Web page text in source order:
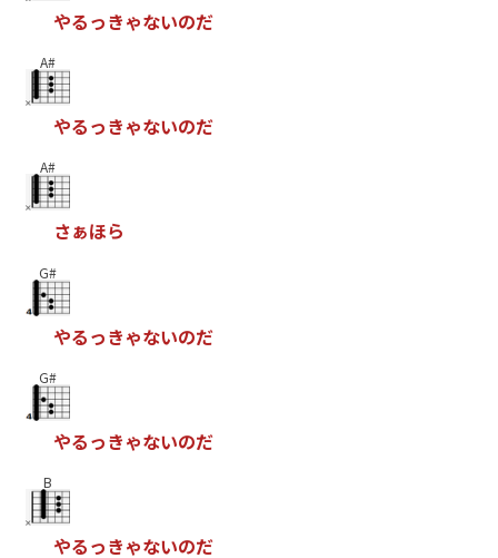
やるっきゃないのだ
A#
やるっきゃないのだ
A#
さぁほら
G#
やるっきゃないのだ
G#
やるっきゃないのだ
B
やるっきゃないのだ